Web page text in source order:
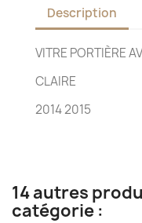
Description
VITRE PORTIÈRE
CLAIRE
2014 2015
14 autres
catégorie :